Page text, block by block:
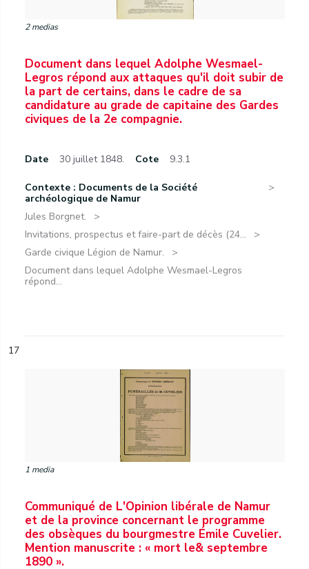
2 medias
Document dans lequel Adolphe Wesmael-
Legros répond aux attaques qu'il doit subir de
la part de certains, dans le cadre de sa
candidature au grade de capitaine des Gardes
civiques de la 2e compagnie.
Date 30 juillet 1848. Cote 9.3.1
Contexte : Documents de la Société
archéologique de Namur
Jules Borgnet.
Invitations, prospectus et faire-part de décès (24...
Garde civique Légion de Namur.
Document dans lequel Adolphe Wesmael-Legros
répond...
17
1 media
Communiqué de L'Opinion libérale de Namur
et de la province concernant le programme
des obsèques du bourgmestre Émile Cuvelier.
Mention manuscrite : « mort le& septembre
1890 ».